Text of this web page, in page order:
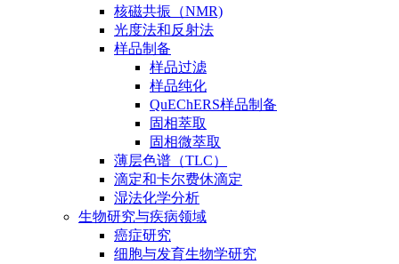
核磁共振（NMR)
光度法和反射法
样品制备
样品过滤
样品纯化
QuEChERS样品制备
固相萃取
固相微萃取
薄层色谱（TLC）
滴定和卡尔费休滴定
湿法化学分析
生物研究与疾病领域
癌症研究
细胞与发育生物学研究